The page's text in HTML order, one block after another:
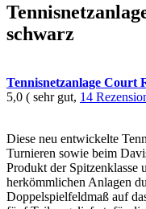
schwarz
Tennisnetzanlage Court
5,0 ( sehr gut, 14
Diese neu entwickelte
Turnieren sowie beim
Produkt der Spitzenklasse
herkömmlichen Anlagen
Doppelspielfeldmaß auf